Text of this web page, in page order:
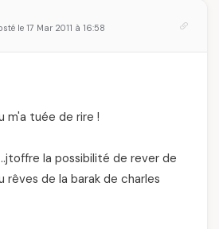
le 17 Mar 2011 à 16:58
m'a tuée de rire !
la possibilité de rever de
de la barak de charles